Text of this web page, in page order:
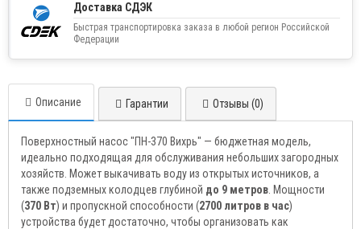
Доставка СДЭК
Быстрая транспортировка заказа в любой регион Российской
Федерации
Описание Гарантии Отзывы (0)
Поверхностный насос "ПН-370 Вихрь" — бюджетная модель,
идеально подходящая для обслуживания небольших загородных
хозяйств. Может выкачивать воду из открытых источников, а
также подземных колодцев глубиной до 9 метров . Мощности
(370 Вт) и пропускной способности (2700 литров в час)
устройства будет достаточно, чтобы организовать как